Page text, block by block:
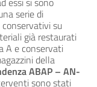
serie di
su
già restaurati
A e conservati
della
ABAP – AN-
sono stati